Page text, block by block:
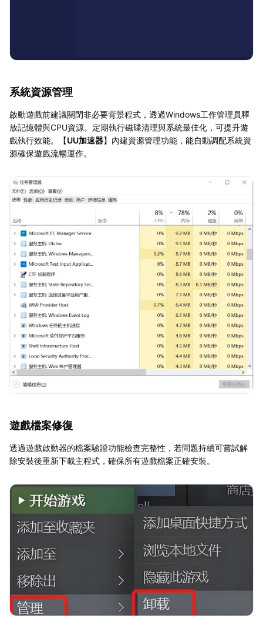
系統資源管理
啟動遊戲前建議關閉非必要背景程式，透過Windows工作管理員釋
放記憶體與CPU資源。定期執行磁碟清理與系統最佳化，可提升遊
戲執行效能。【UU加速器】內建資源管理功能，能自動調配系統資
源確保遊戲流暢運作。
遊戲檔案修復
透過遊戲啟動器的檔案驗證功能檢查完整性，若問題持續可嘗試解
除安裝後重新下載主程式，確保所有遊戲檔案正確安裝。